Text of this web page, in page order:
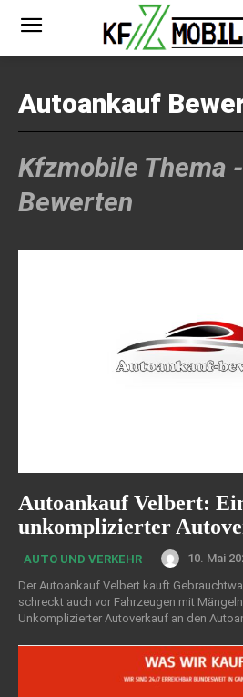
Autoankauf
Kfzmobile Thema
Bewerten
Autoankauf Velbert:
unkomplizierter
AUTO UND VERKEHR
10. Mai
Der Autoankauf Velbert kauft
schreckt auch vor Fahrzeugen mit